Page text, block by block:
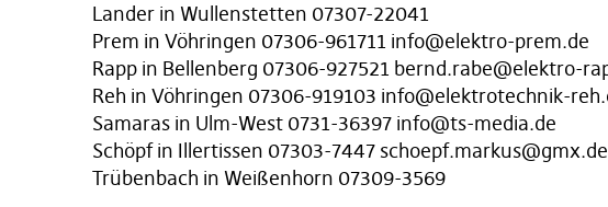
Lander in Wullenstetten 07307-22041
Prem in Vöhringen 07306-961711 info@elektro-prem.de
Rapp in Bellenberg 07306-927521 bernd.rabe@elektro-
Reh in Vöhringen 07306-919103 info@elektrotechnik-
Samaras in Ulm-West 0731-36397 info@ts-media.de
Schöpf in Illertissen 07303-7447 schoepf.markus@gmx.de
Trübenbach in Weißenhorn 07309-3569